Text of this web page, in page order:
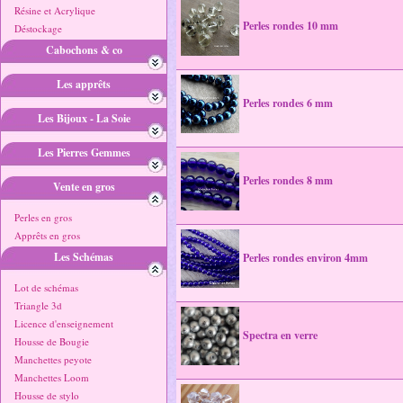
Résine et Acrylique
Déstockage
Cabochons & co
Les apprêts
Les Bijoux - La Soie
Les Pierres Gemmes
Vente en gros
Perles en gros
Apprêts en gros
Les Schémas
Lot de schémas
Triangle 3d
Licence d'enseignement
Housse de Bougie
Manchettes peyote
Manchettes Loom
Housse de stylo
Perles rondes 10 mm
Perles rondes 6 mm
Perles rondes 8 mm
Perles rondes environ 4mm
Spectra en verre